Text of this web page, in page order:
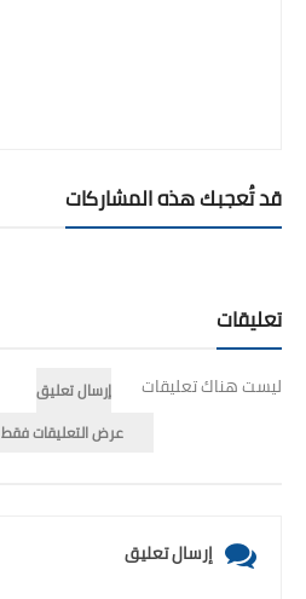
قد تُعجبك هذه المشاركات
تعليقات
ليست هناك تعليقات
إرسال تعليق
عرض التعليقات فقط
إرسال تعليق